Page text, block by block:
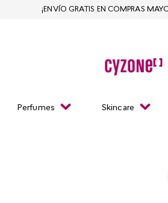
Perfumes Skincare
¡ENVÍO GRATIS EN COMPRAS